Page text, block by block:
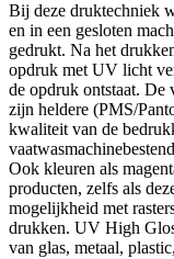
Bij deze druktechniek
en in een gesloten
gedrukt. Na het
opdruk met UV licht
de opdruk ontstaat. De
zijn heldere (PMS/
kwaliteit van de
Ook kleuren als
producten, zelfs als
mogelijkheid met
drukken. UV High
van glas, metaal,